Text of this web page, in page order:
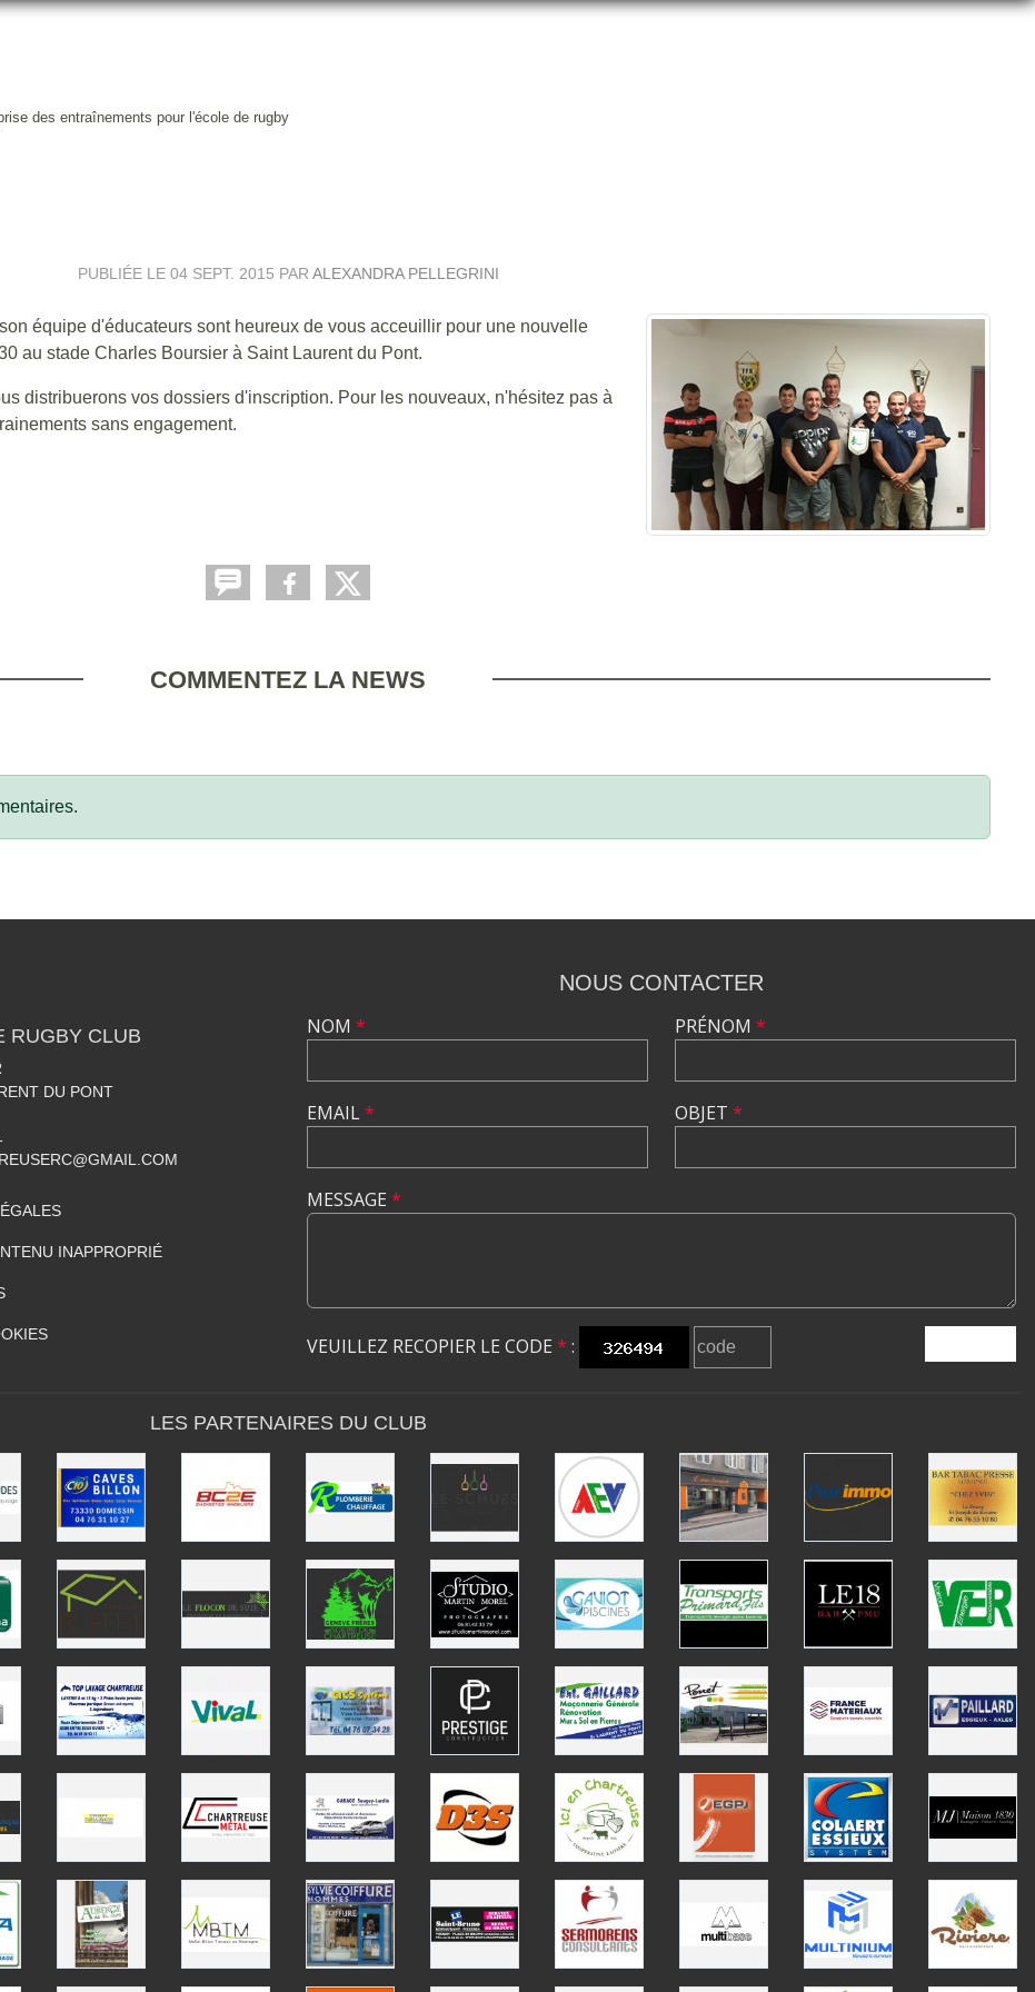
des entraînements pour l'école de rugby
PUBLIÉE LE 04 SEPT. 2015 PAR ALEXANDRA PELLEGRINI
équipe d'éducateurs sont heureux de vous acceuillir pour une nouvelle
au stade Charles Boursier à Saint Laurent du Pont.
distribuerons vos dossiers d'inscription. Pour les nouveaux, n'hésitez pas à
sans engagement.
COMMENTEZ LA NEWS
RUGBY CLUB
DU PONT
INAPPROPRIÉ
NOUS CONTACTER
NOM *
EMAIL*
PRÉNOM *
OBJET *
MESSAGE *
VEUILLEZ RECOPIER LE CODE * :
LES PARTENAIRES DU CLUB